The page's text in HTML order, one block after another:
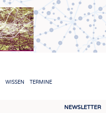
WISSEN TERMINE
NEWSLETTER